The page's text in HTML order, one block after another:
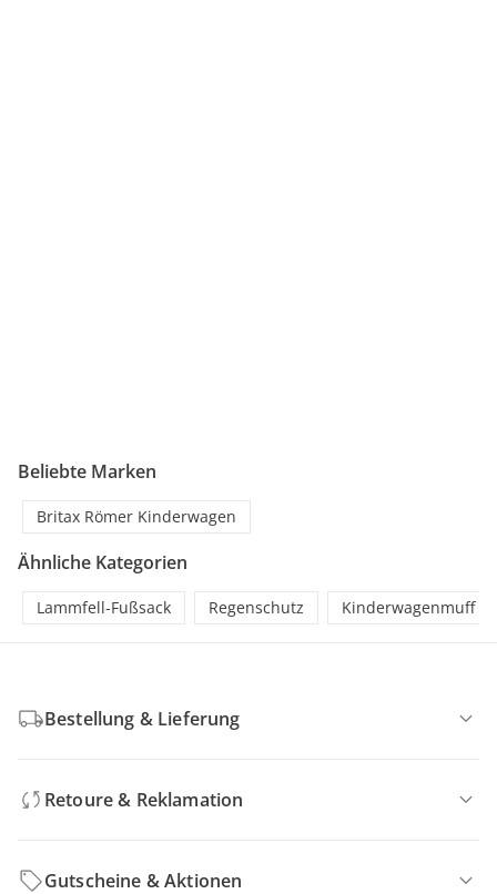
Beliebte Marken
Britax Römer Kinderwagen
Ähnliche Kategorien
Lammfell-Fußsack Regenschutz Kinderwagenmuff
Bestellung & Lieferung
Retoure & Reklamation
Gutscheine & Aktionen